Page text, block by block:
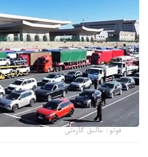
فوتو: حالىق گازەتى